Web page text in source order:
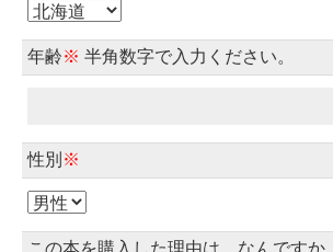
年齢※ 半角数字で入力ください。
性別 ※